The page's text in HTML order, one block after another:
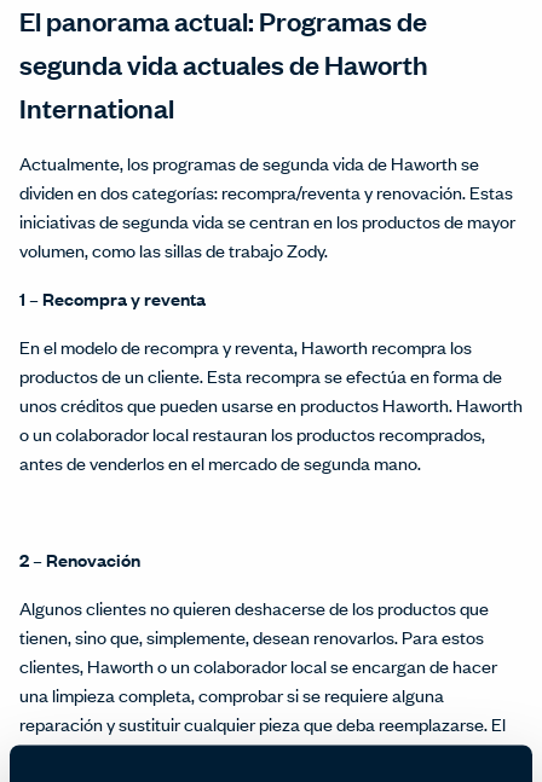
El panorama actual: Programas de
segunda vida actuales de Haworth
International
Actualmente, los programas de segunda vida de Haworth se
dividen en dos categorías: recompra/reventa y renovación. Estas
iniciativas de segunda vida se centran en los productos de mayor
volumen, como las sillas de trabajo Zody.
1 – Recompra y reventa
En el modelo de recompra y reventa, Haworth recompra los
productos de un cliente. Esta recompra se efectúa en forma de
unos créditos que pueden usarse en productos Haworth. Haworth
o un colaborador local restauran los productos recomprados,
antes de venderlos en el mercado de segunda mano.
2 – Renovación
Algunos clientes no quieren deshacerse de los productos que
tienen, sino que, simplemente, desean renovarlos. Para estos
clientes, Haworth o un colaborador local se encargan de hacer
una limpieza completa, comprobar si se requiere alguna
reparación y sustituir cualquier pieza que deba reemplazarse. El
cliente recibe unos productos como si fueran nuevos, listos para